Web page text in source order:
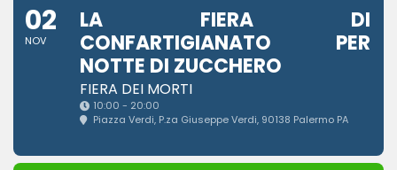
02
NOV
LA FIERA DI
CONFARTIGIANATO PER
NOTTE DI ZUCCHERO
FIERA DEI MORTI
10:00 - 20:00
Piazza Verdi, P.za Giuseppe Verdi, 90138 Palermo PA